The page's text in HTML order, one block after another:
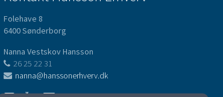
Folehave 8
6400 Sønderborg
Nanna Vestskov Hansson
26 25 22 31
nanna@hanssonerhverv.dk